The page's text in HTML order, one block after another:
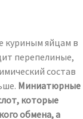
куриным яйцам в
перепелиные,
состав
Миниатюрные
которые
обмена, а